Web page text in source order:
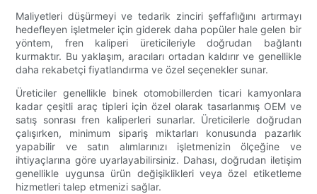
Maliyetleri düşürmeyi ve tedarik zinciri şeffaflığını artırmayı
hedefleyen işletmeler için giderek daha popüler hale gelen bir
yöntem, fren kaliperi üreticileriyle doğrudan bağlantı
kurmaktır. Bu yaklaşım, aracıları ortadan kaldırır ve genellikle
daha rekabetçi fiyatlandırma ve özel seçenekler sunar.
Üreticiler genellikle binek otomobillerden ticari kamyonlara
kadar çeşitli araç tipleri için özel olarak tasarlanmış OEM ve
satış sonrası fren kaliperleri sunarlar. Üreticilerle doğrudan
çalışırken, minimum sipariş miktarları konusunda pazarlık
yapabilir ve satın alımlarınızı işletmenizin ölçeğine ve
ihtiyaçlarına göre uyarlayabilirsiniz. Dahası, doğrudan iletişim
genellikle uygunsa ürün değişiklikleri veya özel etiketleme
hizmetleri talep etmenizi sağlar.